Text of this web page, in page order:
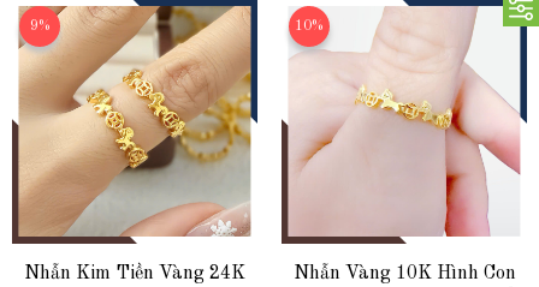
9%
Nhẫn Kim Tiền Vàng 24K
10%
Nhẫn Vàng 10K Hình Con